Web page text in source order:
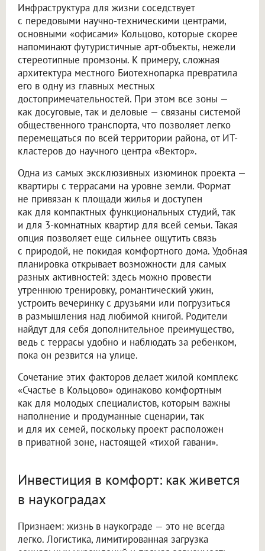
Инфраструктура для жизни соседствует
с передовыми научно-техническими центрами,
основными «офисами» Кольцово, которые скорее
напоминают футуристичные арт-объекты, нежели
стереотипные промзоны. К примеру, сложная
архитектура местного Биотехнопарка превратила
его в одну из главных местных
достопримечательностей. При этом все зоны —
как досуговые, так и деловые — связаны системой
общественного транспорта, что позволяет легко
перемещаться по всей территории района, от ИТ-
кластеров до научного центра «Вектор».
Одна из самых эксклюзивных изюминок проекта —
квартиры с террасами на уровне земли. Формат
не привязан к площади жилья и доступен
как для компактных функциональных студий, так
и для 3-комнатных квартир для всей семьи. Такая
опция позволяет еще сильнее ощутить связь
с природой, не покидая комфортного дома. Удобная
планировка открывает возможности для самых
разных активностей: здесь можно провести
утреннюю тренировку, романтический ужин,
устроить вечеринку с друзьями или погрузиться
в размышления над любимой книгой. Родители
найдут для себя дополнительное преимущество,
ведь с террасы удобно и наблюдать за ребенком,
пока он резвится на улице.
Сочетание этих факторов делает жилой комплекс
«Счастье в Кольцово» одинаково комфортным
как для молодых специалистов, которым важны
наполнение и продуманные сценарии, так
и для их семей, поскольку проект расположен
в приватной зоне, настоящей «тихой гавани».
Инвестиция в комфорт: как живется
в наукоградах
Признаем: жизнь в наукограде — это не всегда
легко. Логистика, лимитированная загрузка